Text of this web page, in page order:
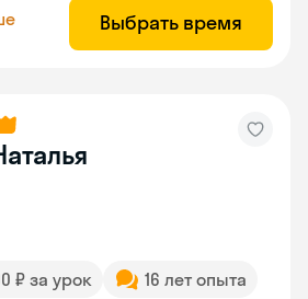
Выбрать время
₽ за урок
16 лет опыта